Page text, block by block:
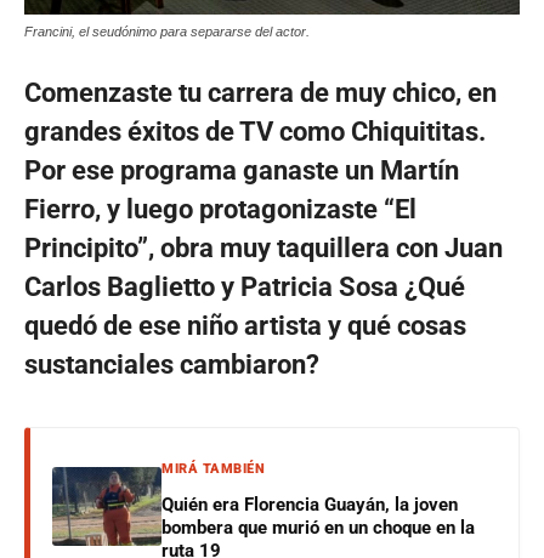
Francini, el seudónimo para separarse del actor.
Comenzaste tu carrera de muy chico, en
grandes éxitos de TV como Chiquititas.
Por ese programa ganaste un Martín
Fierro, y luego protagonizaste “El
Principito”, obra muy taquillera con Juan
Carlos Baglietto y Patricia Sosa ¿Qué
quedó de ese niño artista y qué cosas
sustanciales cambiaron?
MIRÁ TAMBIÉN
Quién era Florencia Guayán, la joven
bombera que murió en un choque en la
ruta 19